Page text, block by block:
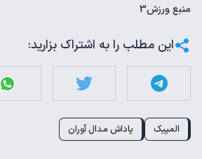
منبعورزش3
این مطلب را به اشتراک بزارید:
المپیک پاداش مدال آوران